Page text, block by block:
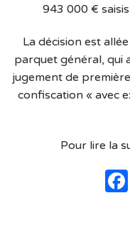
943 000 €
La décision est
parquet général, qui
jugement de
confiscation « avec
Pour lire la